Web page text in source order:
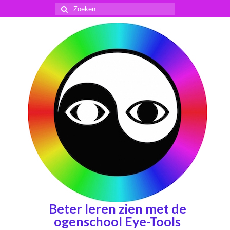
Zoeken
naar:
Beter leren zien met de
ogenschool Eye-Tools